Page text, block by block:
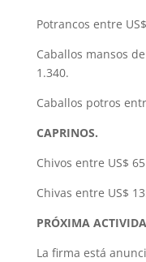
Potrancos entre
Caballos mansos
1.340.
Caballos potros
CAPRINOS.
Chivos entre US$
Chivas entre US$
PRÓXIMA
La firma está